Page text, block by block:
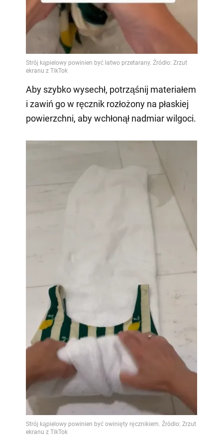
Aby szybko wysechł, potrząśnij materiałem
i zawiń go w ręcznik rozłożony na płaskiej
powierzchni, aby wchłonął nadmiar wilgoci.